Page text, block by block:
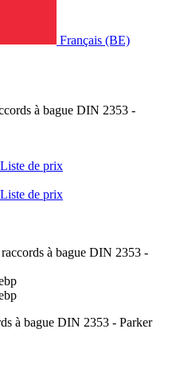
Français (BE)
à bague DIN 2353 -
Liste de prix
Liste de prix